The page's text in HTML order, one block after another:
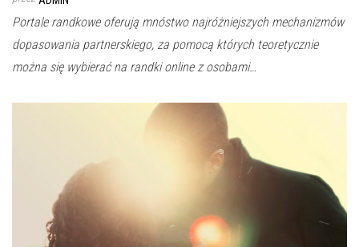
Portale randkowe oferują mnóstwo najróżniejszych mechanizmów
dopasowania partnerskiego, za pomocą których teoretycznie
można się wybierać na randki online z osobami…